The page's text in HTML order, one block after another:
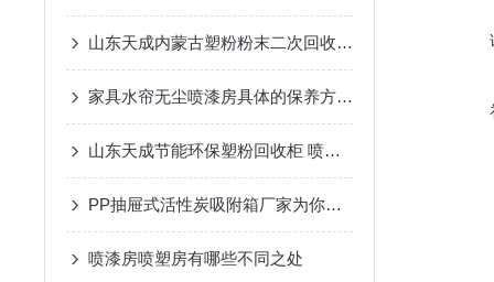
山东天成内蒙古塑粉粉末二次回收机定制
家具水帘无尘喷漆房具体的保养方式是什么
山东天成节能环保塑粉回收柜 喷粉涂装设备 喷粉室 *
PP抽屉式活性炭吸附箱厂家为你介绍其特点
喷漆房喷塑房有哪些不同之处